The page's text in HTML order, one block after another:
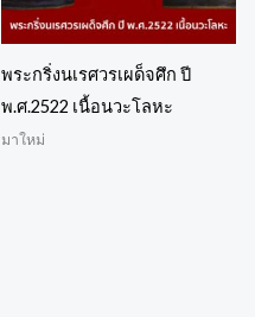
พระกริ่งนเรศวรเผด็จศึก ปี
พ.ศ.2522 เนื้อนวะโลหะ
มาใหม่